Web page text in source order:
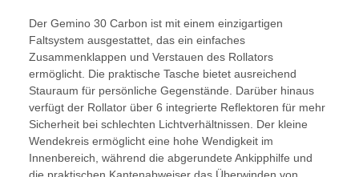
Der Gemino 30 Carbon ist mit einem einzigartigen
Faltsystem ausgestattet, das ein einfaches
Zusammenklappen und Verstauen des Rollators
ermöglicht. Die praktische Tasche bietet ausreichend
Stauraum für persönliche Gegenstände. Darüber hinaus
verfügt der Rollator über 6 integrierte Reflektoren für mehr
Sicherheit bei schlechten Lichtverhältnissen. Der kleine
Wendekreis ermöglicht eine hohe Wendigkeit im
Innenbereich, während die abgerundete Ankipphilfe und